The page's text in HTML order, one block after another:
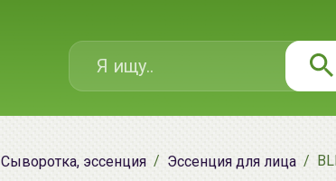
Сыворотка, эссенция Эссенция для лица